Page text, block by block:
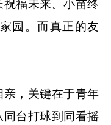
福未来。小苗终
园。而真正的友
，关键在于青年
同台打球到同看摇